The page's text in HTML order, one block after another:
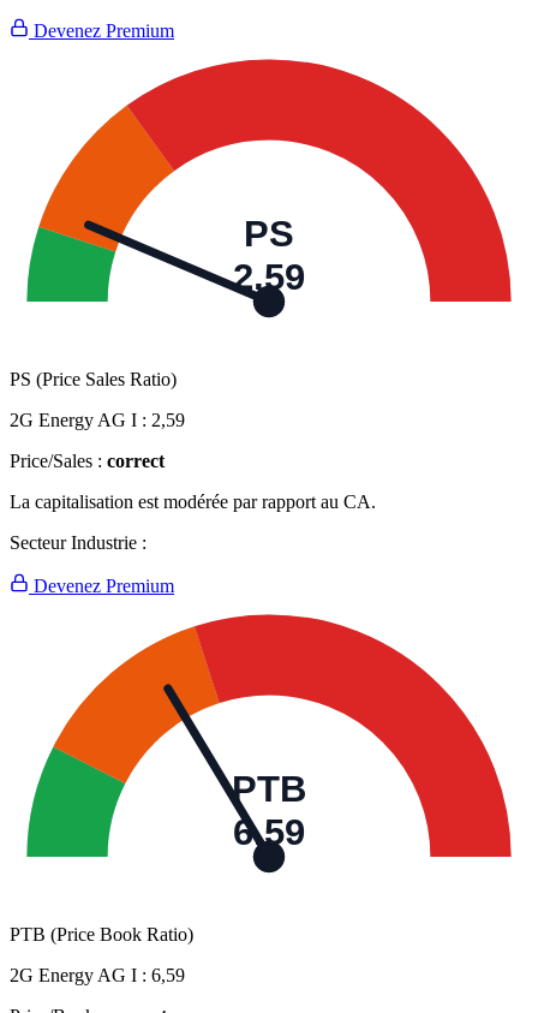
Devenez Premium
PS
2,59
PS (Price Sales Ratio)
2G Energy AG I : 2,59
Price/Sales : correct
La capitalisation est modérée par rapport au CA.
Secteur Industrie :
Devenez Premium
PTB
6,59
PTB (Price Book Ratio)
2G Energy AG I : 6,59